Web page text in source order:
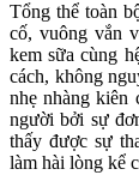
Tổng thể toàn
cố, vuông vắn
kem sữa cùng
cách, không
nhẹ nhàng kiên
người bởi sự
thấy được sự
làm hài lòng kể